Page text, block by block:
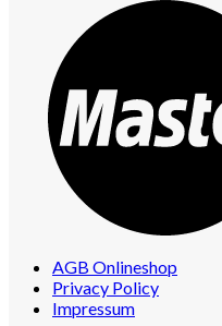
AGB Onlineshop
Privacy Policy
Impressum